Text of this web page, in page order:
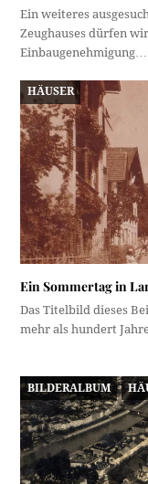
Ein weiteres
Zeughauses dürfen
Einbaugenehmigung…
HÄUSER
Ein Sommertag in
Das Titelbild dieses
mehr als hundert
BILDERALBUM